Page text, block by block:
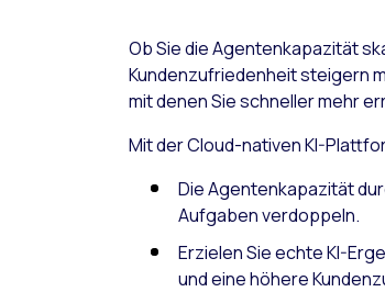
Ob Sie die Agentenkapazität
Kundenzufriedenheit steigern
mit denen Sie schneller mehr
Mit der Cloud-nativen KI-
Die Agentenkapazität
Aufgaben verdoppeln.
Erzielen Sie echte KI-
und eine höhere